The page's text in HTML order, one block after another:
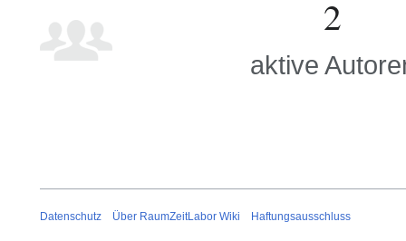
2
aktive
Datenschutz Über RaumZeitLabor Wiki Haftungsausschluss